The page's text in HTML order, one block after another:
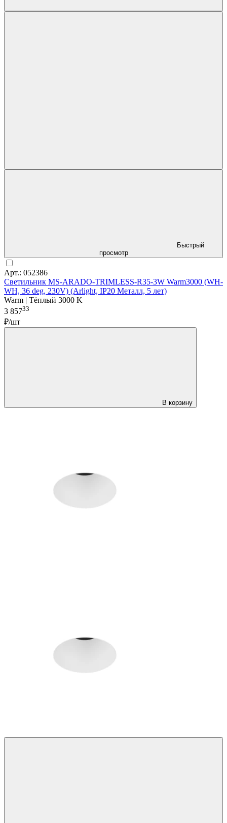
Быстрый
просмотр
Арт.: 052386
Светильник MS-ARADO-TRIMLESS-R35-3W Warm3000 (WH-
WH, 36 deg, 230V) (Arlight, IP20 Металл, 5 лет)
Warm | Тёплый 3000 K
3 85733
₽/шт
В корзину